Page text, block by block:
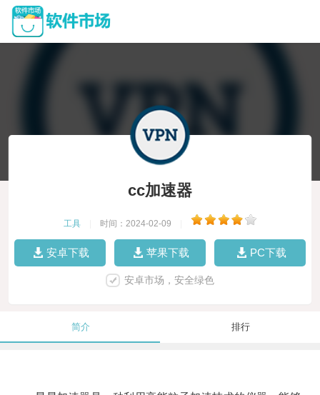
cc加速器
工具 时间：2024-02-09
安卓下载 苹果下载 PC下载
安卓市场，安全绿色
简介 排行